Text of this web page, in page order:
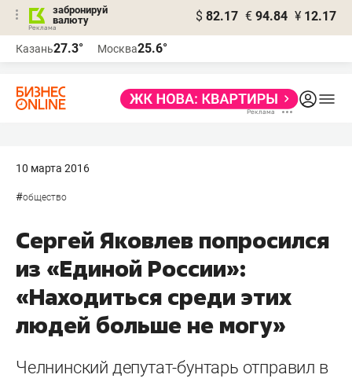
забронируй
валюту
$ 82.17 € 94.84 ¥ 12.17
Казань27.3° Москва25.6°
10 марта 2016
#общество
Сергей Яковлев попросился
из «Единой России»:
«Находиться среди этих
людей больше не могу»
Челнинский депутат-бунтарь отправил в